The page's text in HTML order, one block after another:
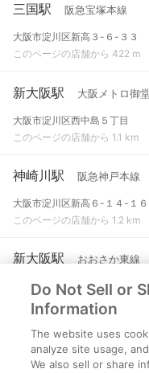
三国駅 阪急宝塚本線
大阪市淀川区新高３-６-３３
このページの店舗から 422 m
新大阪駅 大阪メトロ御
大阪市淀川区西中島５丁目
このページの店舗から 1.1 km
神崎川駅 阪急神戸本線
大阪市淀川区新高６-１４-１６
このページの店舗から 1.2 km
新大阪駅 おおさか東線
大阪市淀川区西中島五丁目16-1
このページの店舗から 1.3 km
東三国駅 大阪メトロ御
大阪市淀川区東三国１-３３-６
Do Not Sell or
Information
The website uses
analyze site usage,
We also sell or share